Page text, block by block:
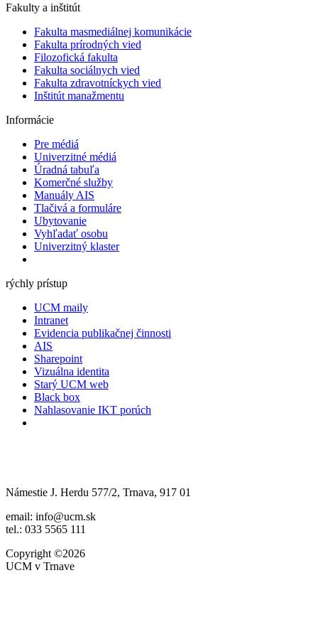
Fakulty a inštitút
Fakulta masmediálnej komunikácie
Fakulta prírodných vied
Filozofická fakulta
Fakulta ​sociálnych vied
Fakulta zdravotníckych vied
Inštitút manažmentu
Informácie
Pre médiá
Univerzitné médiá
Úradná tabuľa
Komerčné služby
Manuály AIS
Tlačivá a formuláre
Ubytovanie
Vyhľadať osobu
Univerzitný klaster
rýchly prístup
UCM maily
Intranet
Evidencia publikačnej činnosti
AIS
Sharepoint
Vizuálna identita
Starý UCM web
Black box
Nahlasovanie IKT porúch
Námestie J. Herdu 577/2, Trnava, 917 01
email: info@ucm.sk
tel.: 033 5565 111
Copyright ©2026
UCM v Trnave